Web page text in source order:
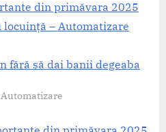
din primăvara 2025
– Automatizare
fără să dai banii degeaba